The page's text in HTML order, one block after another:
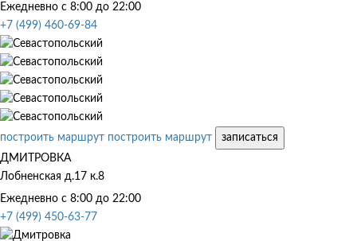
Ежедневно с 8:00 до 22:00
+7 (499) 460-69-84
построить маршрут построить маршрут
записаться
ДМИТРОВКА
Лобненская д.17 к.8
Ежедневно с 8:00 до 22:00
+7 (499) 450-63-77